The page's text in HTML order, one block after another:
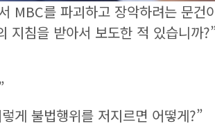
MBC를 파괴하고 장악하려는 문건
지침을 받아서 보도한 적 있습니까
게 불법행위를 저지르면 어떻게?”